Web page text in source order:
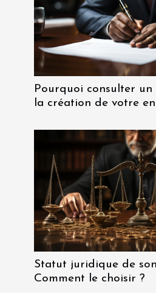
Pourquoi consulter
la création de votre
Statut juridique de
Comment le choisir ?